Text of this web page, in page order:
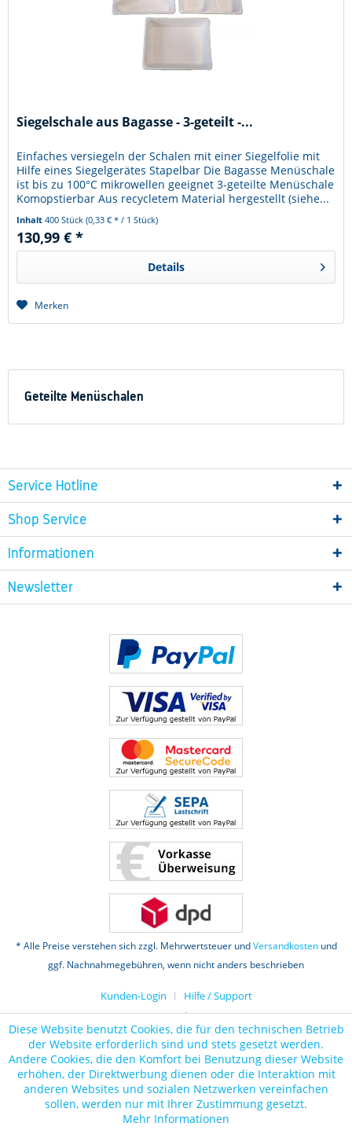
Siegelschale aus Bagasse - 3-geteilt -...
Einfaches versiegeln der Schalen mit einer Siegelfolie mit
Hilfe eines Siegelgerätes Stapelbar Die Bagasse Menüschale
ist bis zu 100°C mikrowellen geeignet 3-geteilte Menüschale
Komopstierbar Aus recycletem Material hergestellt (siehe...
Inhalt400 Stück(0,33 € * / 1 Stück)
130,99 € *
Details
Merken
Geteilte Menüschalen
Service Hotline
Shop Service
Informationen
Newsletter
* Alle Preise verstehen sich zzgl. Mehrwertsteuer undVersandkostenund
ggf. Nachnahmegebühren, wenn nicht anders beschrieben
Kunden-Login
Hilfe / Support
Datenschutz
Diese Website benutzt Cookies, die für den technischen Betrieb
der Website erforderlich sind und stets gesetzt werden.
Andere Cookies, die den Komfort bei Benutzung dieser Website
erhöhen, der Direktwerbung dienen oder die Interaktion mit
anderen Websites und sozialen Netzwerken vereinfachen
sollen, werden nur mit Ihrer Zustimmung gesetzt.
Mehr Informationen